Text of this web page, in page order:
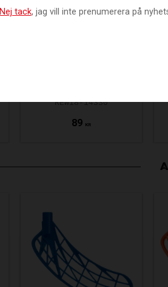
REW18-14330
89 KR
Nej tack, jag vill inte prenumerera på